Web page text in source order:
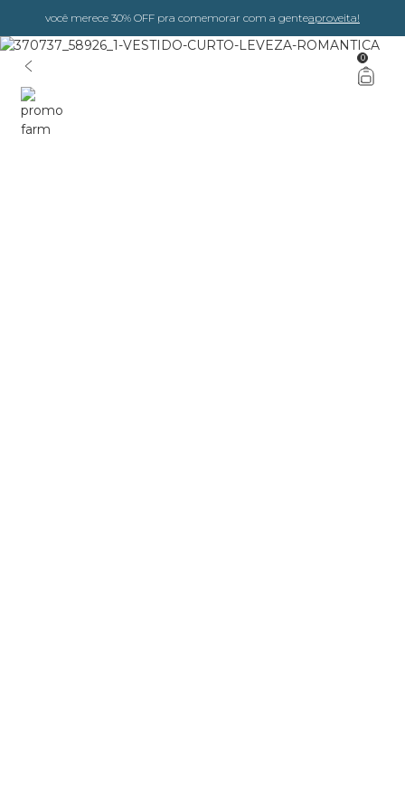
você merece 30% OFF pra comemorar com a genteaproveita!
0